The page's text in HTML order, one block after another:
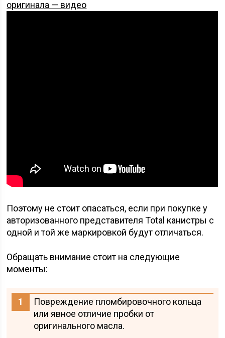
оригинала — видео
Поэтому не стоит опасаться, если при покупке у
авторизованного представителя Total канистры с
одной и той же маркировкой будут отличаться.
Обращать внимание стоит на следующие
моменты:
Повреждение пломбировочного кольца
или явное отличие пробки от
оригинального масла.